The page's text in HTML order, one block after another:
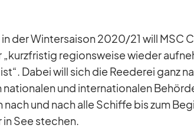
der Win­ter­sai­son 2020/​21 will MSC
„kurz­fris­tig re­gi­ons­weise wie­der
Da­bei will sich die Ree­de­rei ganz
na­tio­na­len und in­ter­na­tio­na­len
nach und nach alle Schiffe bis zum
in See ste­chen.